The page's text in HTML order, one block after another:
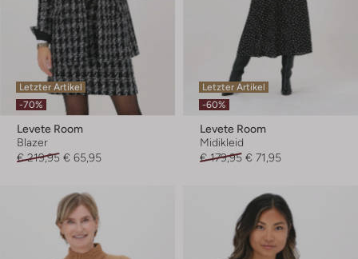
Letzter Artikel
-70%
Levete Room
Blazer
€ 219,95 € 65,95
Letzter Artikel
-60%
Levete Room
Midikleid
€ 179,95 € 71,95